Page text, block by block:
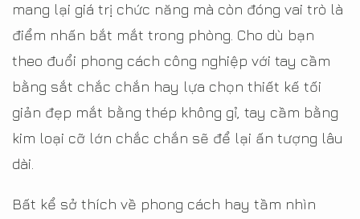
mang lại giá trị chức năng mà còn đóng vai trò là
điểm nhấn bắt mắt trong phòng. Cho dù bạn
theo đuổi phong cách công nghiệp với tay cầm
bằng sắt chắc chắn hay lựa chọn thiết kế tối
giản đẹp mắt bằng thép không gỉ, tay cầm bằng
kim loại cỡ lớn chắc chắn sẽ để lại ấn tượng lâu
dài.
Bất kể sở thích về phong cách hay tầm nhìn